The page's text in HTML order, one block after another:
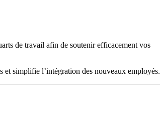
de travail afin de soutenir efficacement vos
et simplifie l’intégration des nouveaux employés.